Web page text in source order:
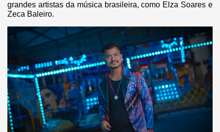
grandes artistas da música brasileira, como Elza Soares e
Zeca Baleiro.